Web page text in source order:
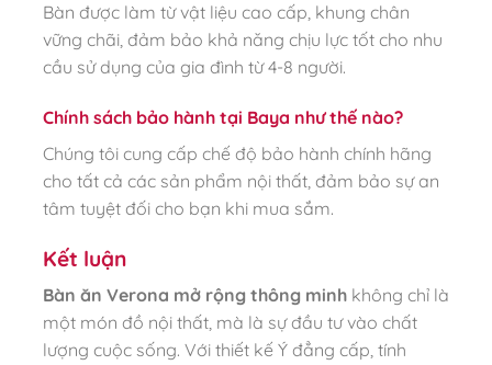
Bàn được làm từ vật liệu cao cấp, khung chân
vững chãi, đảm bảo khả năng chịu lực tốt cho nhu
cầu sử dụng của gia đình từ 4-8 người.
Chính sách bảo hành tại Baya như thế nào?
Chúng tôi cung cấp chế độ bảo hành chính hãng
cho tất cả các sản phẩm nội thất, đảm bảo sự an
tâm tuyệt đối cho bạn khi mua sắm.
Kết luận
Bàn ăn Verona mở rộng thông minh không chỉ là
một món đồ nội thất, mà là sự đầu tư vào chất
lượng cuộc sống. Với thiết kế Ý đẳng cấp, tính